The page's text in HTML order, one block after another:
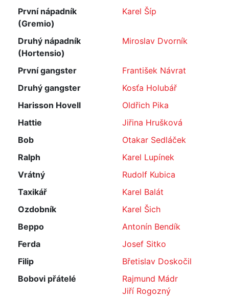
První nápadník
(Gremio)
Karel Šíp
Druhý nápadník
(Hortensio)
Miroslav Dvorník
První gangster
František Návrat
Druhý gangster
Kosťa Holubář
Harisson Hovell
Oldřich Pika
Hattie
Jiřina Hrušková
Bob
Otakar Sedláček
Ralph
Karel Lupínek
Vrátný
Rudolf Kubica
Taxikář
Karel Balát
Ozdobník
Karel Šich
Beppo
Antonín Bendík
Ferda
Josef Sitko
Filip
Břetislav Doskočil
Bobovi přátelé
Rajmund Mádr
Jiří Rogozný